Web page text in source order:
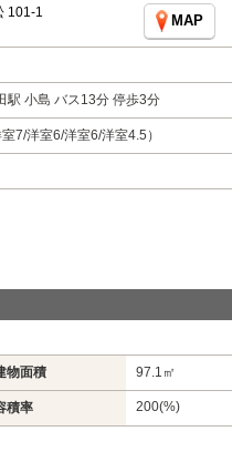
101-1
MAP
駅 小島 バス13分 停歩3分
7/洋室6/洋室6/洋室4.5）
物面積 97.1㎡
積率 200(%)